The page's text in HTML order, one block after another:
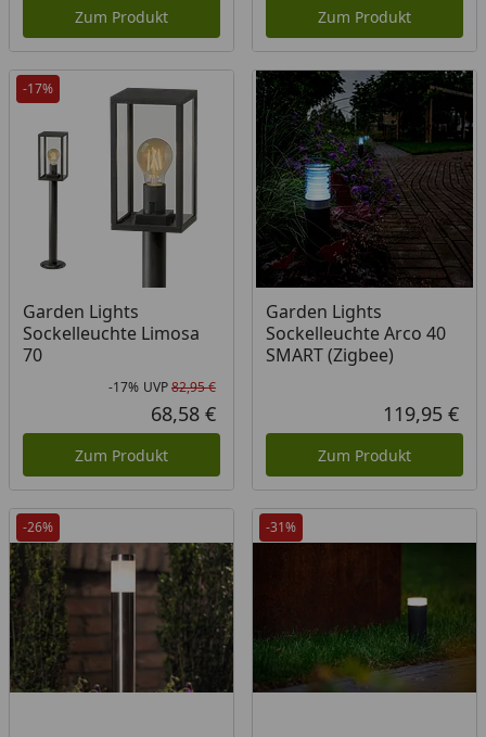
Zum Produkt Zum Produkt
-17%
Garden Lights
Sockelleuchte Limosa
70
Rabatt in Prozent
-17%
Ursprünglicher Preis
UVP82,95 €
Aktueller Preis
68,58 €
Zum Produkt
Garden Lights
Sockelleuchte Arco 40
SMART (Zigbee)
119,95 €
Zum Produkt
-26% -31%